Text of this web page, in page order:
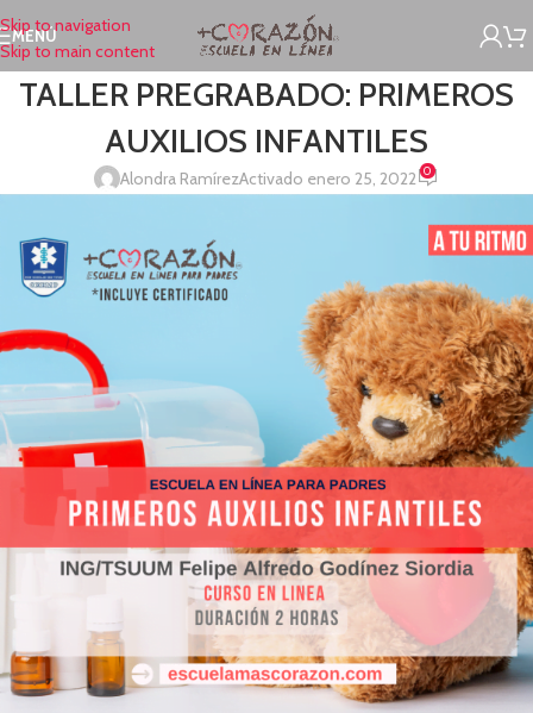
Skip to navigation
Skip to main content
MENÚ
TALLER PREGRABADO: PRIMEROS
AUXILIOS INFANTILES
Alondra RamírezActivado enero 25, 2022 0